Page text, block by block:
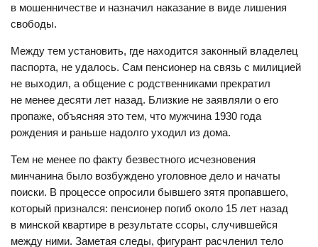
в мошенничестве и назначил наказание в виде лишения
свободы.
Между тем установить, где находится законный владелец
паспорта, не удалось. Сам пенсионер на связь с милицией
не выходил, а общение с родственниками прекратил
не менее десяти лет назад. Близкие не заявляли о его
пропаже, объясняя это тем, что мужчина 1930 года
рождения и раньше надолго уходил из дома.
Тем не менее по факту безвестного исчезновения
минчанина было возбуждено уголовное дело и начаты
поиски. В процессе опросили бывшего зятя пропавшего,
который признался: пенсионер погиб около 15 лет назад
в минской квартире в результате ссоры, случившейся
между ними. Заметая следы, фигурант расчленил тело